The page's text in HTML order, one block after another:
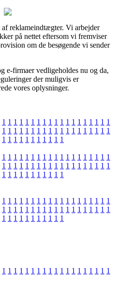
af reklameindtægter. Vi arbejder
på nettet eftersom vi fremviser
om de besøgende vi sender
e-firmaer vedligeholdes nu og da,
der muligvis er
vores oplysninger.
1 1 1 1 1 1 1 1 1 1 1 1 1 1 1 1 1 1 1
1 1 1 1 1 1 1 1 1 1 1 1 1 1 1 1 1 1 1
1 1 1 1 1 1 1 1 1 1 1
1 1 1 1 1 1 1 1 1 1 1 1 1 1 1 1 1 1 1
1 1 1 1 1 1 1 1 1 1 1 1 1 1 1 1 1 1 1
1 1 1 1 1 1 1 1 1 1 1
1 1 1 1 1 1 1 1 1 1 1 1 1 1 1 1 1 1 1
1 1 1 1 1 1 1 1 1 1 1 1 1 1 1 1 1 1 1
1 1 1 1 1 1 1 1 1 1 1
1 1 1 1 1 1 1 1 1 1 1 1 1 1 1 1 1 1 1